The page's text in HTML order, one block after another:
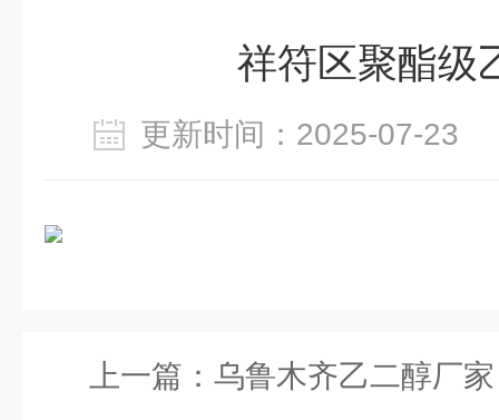
祥符区聚酯级
更新时间：2025-07-
上一篇： 乌鲁木齐乙二醇厂家